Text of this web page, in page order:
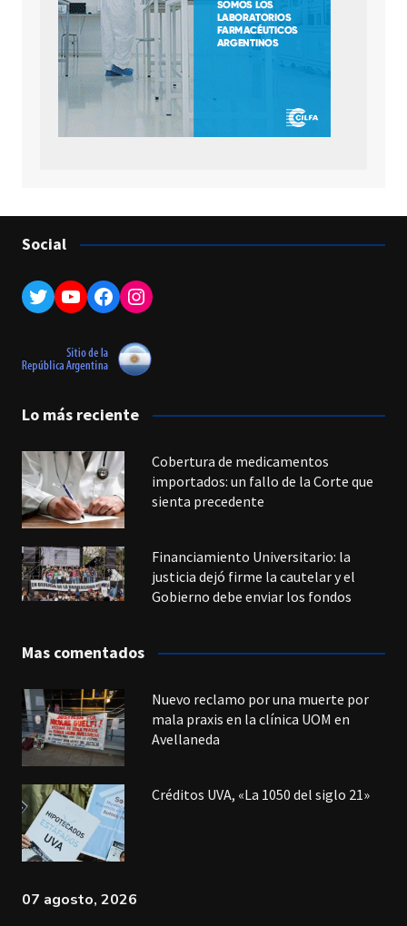
Social
Twitter
YouTube
Facebook
Instagram
Lo más reciente
Cobertura de medicamentos
importados: un fallo de la Corte que
sienta precedente
Financiamiento Universitario: la
justicia dejó firme la cautelar y el
Gobierno debe enviar los fondos
Mas comentados
Nuevo reclamo por una muerte por
mala praxis en la clínica UOM en
Avellaneda
Créditos UVA, «La 1050 del siglo 21»
07 agosto, 2026